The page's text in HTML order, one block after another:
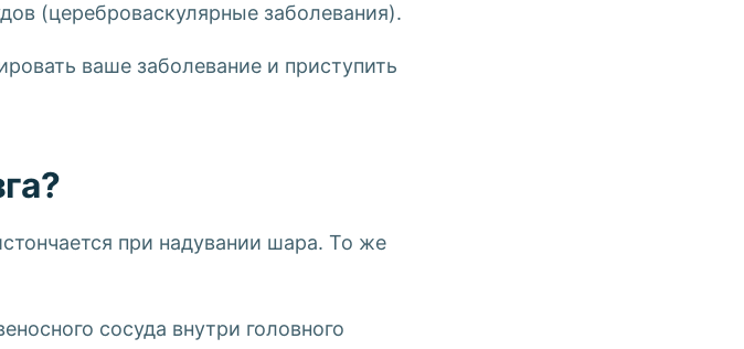
(цереброваскулярные заболевания).
ваше заболевание и приступить
при надувании шара. То же
сосуда внутри головного